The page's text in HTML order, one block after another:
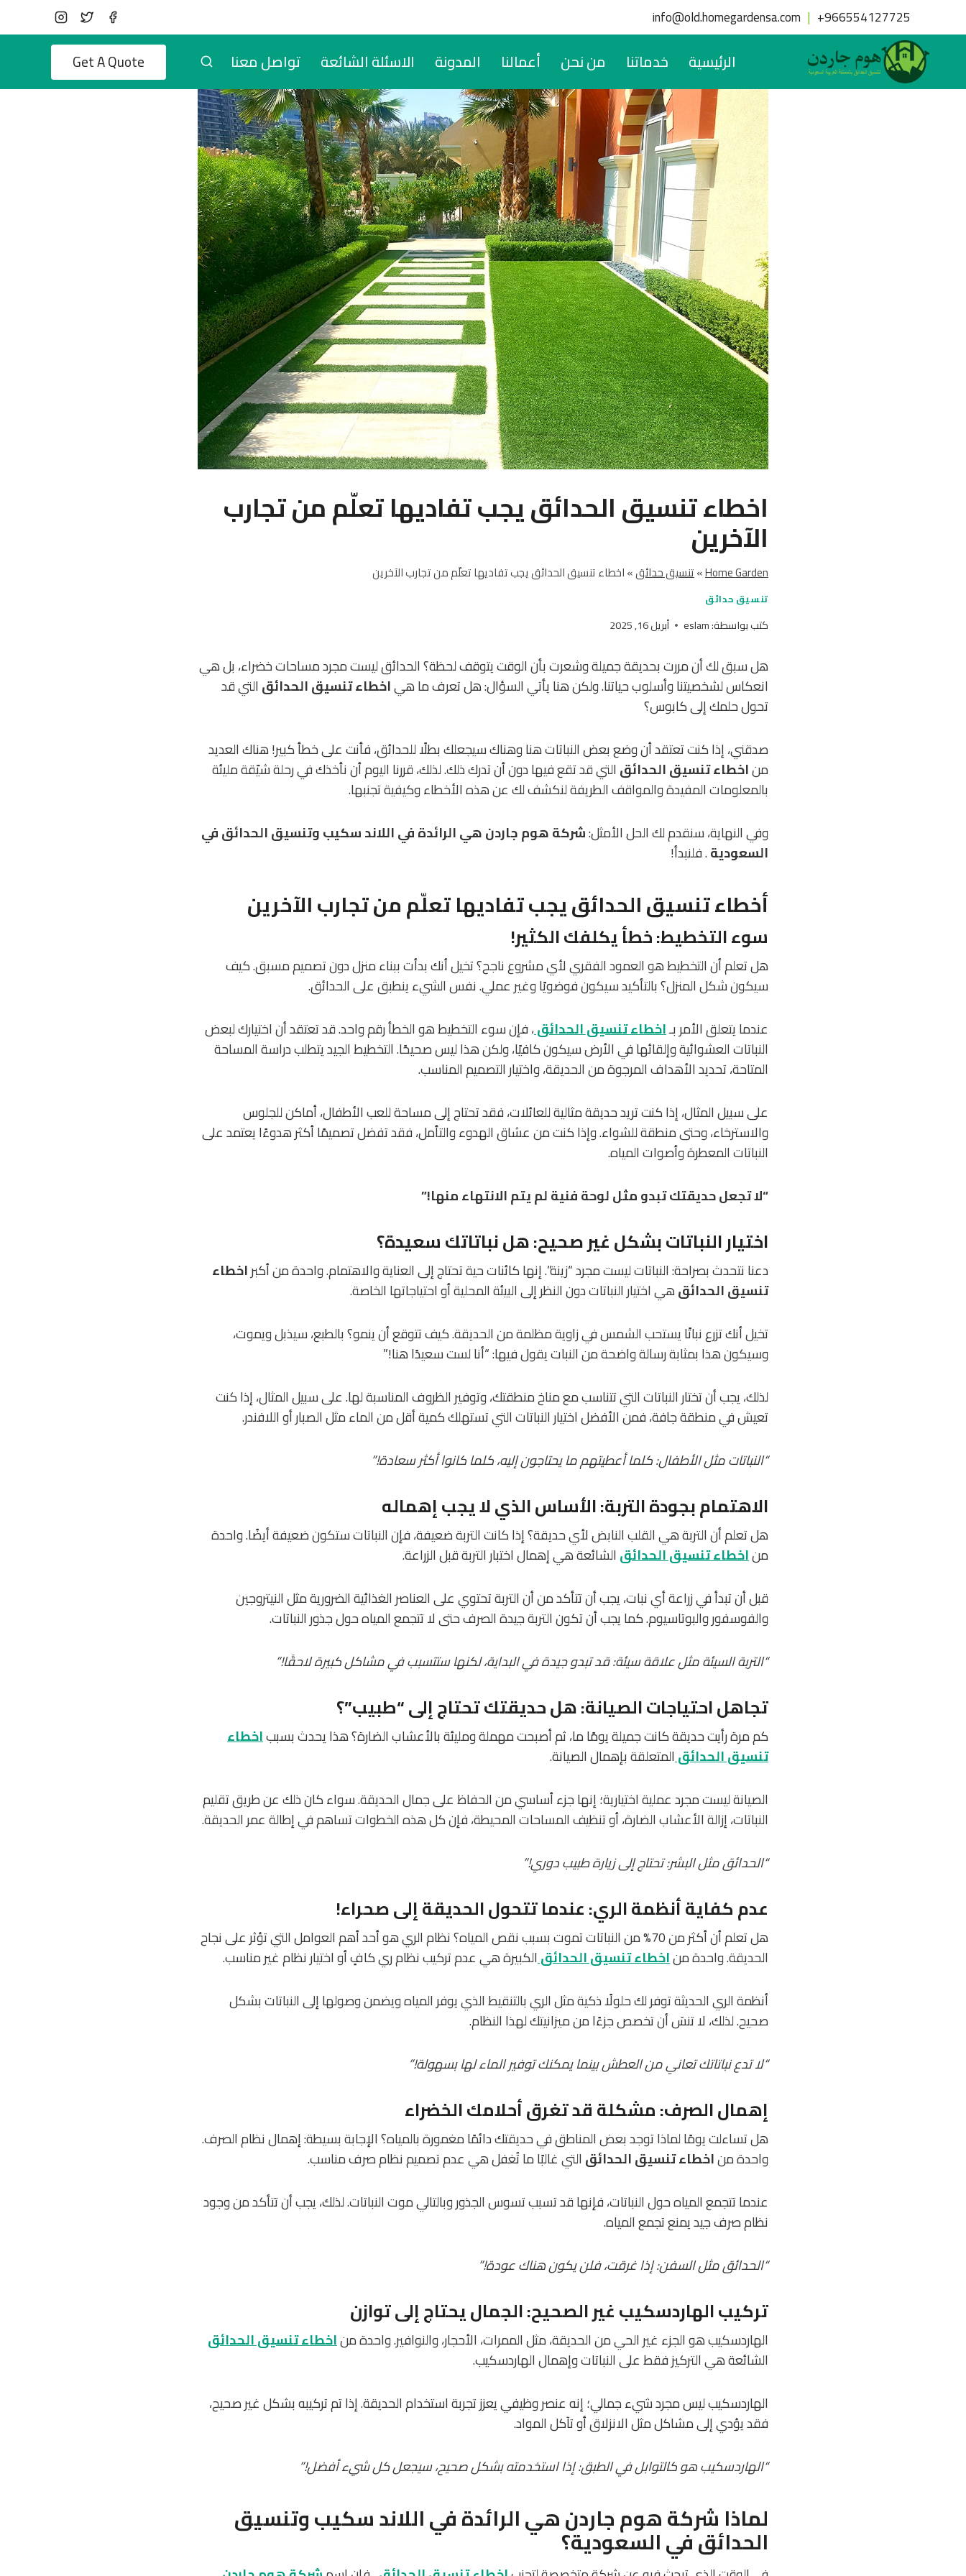
إلى
المحتوى
966554127725
+
|
info@old.homegardensa.com
الرئيسية خدماتنا من نحن أعمالنا المدونة الاسئلة الشائعة تواصل معنا Get A Quote
اخطاء تنسيق الحدائق يجب تفاديها تعلّم من تجارب
الآخرين
Home Garden
»تنسيق حدائق»اخطاء تنسيق الحدائق يجب تفاديها تعلّم من تجارب الآخرين
تنسيق حدائق
كتب بواسطة:eslam أبريل 16, 2025
هل سبق لك أن مررت بحديقة جميلة وشعرت بأن الوقت يتوقف لحظة؟ الحدائق ليست مجرد مساحات خضراء، بل هي
انعكاس لشخصيتنا وأسلوب حياتنا. ولكن هنا يأتي السؤال: هل تعرف ما هياخطاء تنسيق الحدائق التي قد
تحول حلمك إلى كابوس؟
صدقني، إذا كنت تعتقد أن وضع بعض النباتات هنا وهناك سيجعلك بطلًا للحدائق، فأنت على خطأ كبير! هناك العديد
مناخطاء تنسيق الحدائق التي قد تقع فيها دون أن تدرك ذلك. لذلك، قررنا اليوم أن نأخذك في رحلة شيّقة مليئة
بالمعلومات المفيدة والمواقف الطريفة لنكشف لك عن هذه الأخطاء وكيفية تجنبها.
وفي النهاية، سنقدم لك الحل الأمثل:شركة هوم جاردن هي الرائدة في اللاند سكيب وتنسيق الحدائق في
السعودية. فلنبدأ!
أخطاء تنسيق الحدائق يجب تفاديها تعلّم من تجارب الآخرين
سوء التخطيط: خطأ يكلفك الكثير!
هل تعلم أن التخطيط هو العمود الفقري لأي مشروع ناجح؟ تخيل أنك بدأت ببناء منزل دون تصميم مسبق. كيف
سيكون شكل المنزل؟ بالتأكيد سيكون فوضويًا وغير عملي. نفس الشيء ينطبق على الحدائق.
عندما يتعلق الأمر بـاخطاء تنسيق الحدائق، فإن سوء التخطيط هو الخطأ رقم واحد. قد تعتقد أن اختيارك لبعض
النباتات العشوائية وإلقائها في الأرض سيكون كافيًا، ولكن هذا ليس صحيحًا. التخطيط الجيد يتطلب دراسة المساحة
المتاحة، تحديد الأهداف المرجوة من الحديقة، واختيار التصميم المناسب.
على سبيل المثال، إذا كنت تريد حديقة مثالية للعائلات، فقد تحتاج إلى مساحة للعب الأطفال، أماكن للجلوس
والاسترخاء، وحتى منطقة للشواء. وإذا كنت من عشاق الهدوء والتأمل، فقد تفضل تصميمًا أكثر هدوءًا يعتمد على
النباتات المعطرة وأصوات المياه.
“لا تجعل حديقتك تبدو مثل لوحة فنية لم يتم الانتهاء منها!”
اختيار النباتات بشكل غير صحيح: هل نباتاتك سعيدة؟
دعنا نتحدث بصراحة: النباتات ليست مجرد “زينة”. إنها كائنات حية تحتاج إلى العناية والاهتمام. واحدة من أكبراخطاء
تنسيق الحدائقهي اختيار النباتات دون النظر إلى البيئة المحلية أو احتياجاتها الخاصة.
تخيل أنك تزرع نباتًا يستحب الشمس في زاوية مظلمة من الحديقة. كيف تتوقع أن ينمو؟ بالطبع، سيذبل ويموت،
وسيكون هذا بمثابة رسالة واضحة من النبات يقول فيها: “أنا لست سعيدًا هنا!”
لذلك، يجب أن تختار النباتات التي تتناسب مع مناخ منطقتك، وتوفير الظروف المناسبة لها. على سبيل المثال، إذا كنت
تعيش في منطقة جافة، فمن الأفضل اختيار النباتات التي تستهلك كمية أقل من الماء مثل الصبار أو اللافندر.
“النباتات مثل الأطفال: كلما أعطيتهم ما يحتاجون إليه، كلما كانوا أكثر سعادة!”
الاهتمام بجودة التربة: الأساس الذي لا يجب إهماله
هل تعلم أن التربة هي القلب النابض لأي حديقة؟ إذا كانت التربة ضعيفة، فإن النباتات ستكون ضعيفة أيضًا. واحدة
مناخطاء تنسيق الحدائق الشائعة هي إهمال اختبار التربة قبل الزراعة.
قبل أن تبدأ في زراعة أي نبات، يجب أن تتأكد من أن التربة تحتوي على العناصر الغذائية الضرورية مثل النيتروجين
والفوسفور والبوتاسيوم. كما يجب أن تكون التربة جيدة الصرف حتى لا تتجمع المياه حول جذور النباتات.
“التربة السيئة مثل علاقة سيئة: قد تبدو جيدة في البداية، لكنها ستتسبب في مشاكل كبيرة لاحقًا!”
تجاهل احتياجات الصيانة: هل حديقتك تحتاج إلى “طبيب”؟
كم مرة رأيت حديقة كانت جميلة يومًا ما، ثم أصبحت مهملة ومليئة بالأعشاب الضارة؟ هذا يحدث بسبباخطاء
تنسيق الحدائقالمتعلقة بإهمال الصيانة.
الصيانة ليست مجرد عملية اختيارية؛ إنها جزء أساسي من الحفاظ على جمال الحديقة. سواء كان ذلك عن طريق تقليم
النباتات، إزالة الأعشاب الضارة، أو تنظيف المساحات المحيطة، فإن كل هذه الخطوات تساهم في إطالة عمر الحديقة.
“الحدائق مثل البشر: تحتاج إلى زيارة طبيب دوري!”
عدم كفاية أنظمة الري: عندما تتحول الحديقة إلى صحراء!
هل تعلم أن أكثر من 70% من النباتات تموت بسبب نقص المياه؟ نظام الري هو أحد أهم العوامل التي تؤثر على نجاح
الحديقة. واحدة مناخطاء تنسيق الحدائقالكبيرة هي عدم تركيب نظام ري كافٍ أو اختيار نظام غير مناسب.
أنظمة الري الحديثة توفر لك حلولًا ذكية مثل الري بالتنقيط الذي يوفر المياه ويضمن وصولها إلى النباتات بشكل
صحيح. لذلك، لا تنسَ أن تخصص جزءًا من ميزانيتك لهذا النظام.
“لا تدع نباتاتك تعاني من العطش بينما يمكنك توفير الماء لها بسهولة!”
إهمال الصرف: مشكلة قد تغرق أحلامك الخضراء
هل تساءلت يومًا لماذا توجد بعض المناطق في حديقتك دائمًا مغمورة بالمياه؟ الإجابة بسيطة: إهمال نظام الصرف.
واحدة مناخطاء تنسيق الحدائق التي غالبًا ما تُغفل هي عدم تصميم نظام صرف مناسب.
عندما تتجمع المياه حول النباتات، فإنها قد تسبب تسوس الجذور وبالتالي موت النباتات. لذلك، يجب أن تتأكد من وجود
نظام صرف جيد يمنع تجمع المياه.
“الحدائق مثل السفن: إذا غرقت، فلن يكون هناك عودة!”
تركيب الهاردسكيب غير الصحيح: الجمال يحتاج إلى توازن
الهاردسكيب هو الجزء غير الحي من الحديقة، مثل الممرات، الأحجار، والنوافير. واحدة مناخطاء تنسيق الحدائق
الشائعة هي التركيز فقط على النباتات وإهمال الهاردسكيب.
الهاردسكيب ليس مجرد شيء جمالي؛ إنه عنصر وظيفي يعزز تجربة استخدام الحديقة. إذا تم تركيبه بشكل غير صحيح،
فقد يؤدي إلى مشاكل مثل الانزلاق أو تآكل المواد.
“الهاردسكيب هو كالتوابل في الطبق: إذا استخدمته بشكل صحيح، سيجعل كل شيء أفضل!”
لماذا شركة هوم جاردن هي الرائدة في اللاند سكيب وتنسيق
الحدائق في السعودية؟